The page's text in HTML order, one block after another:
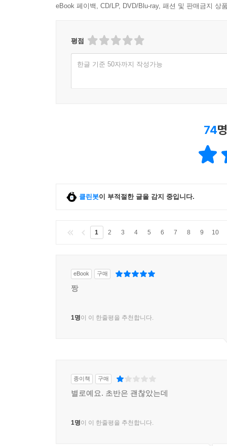
eBook 페이백, CD/LP, DVD/Blu-ray, 패션 및 판매금지 상
평점
한글 기준 50자까지 작성가능
74
클린봇이 부적절한 글을 감지 중입니다.
1 2 3 4 5 6 7 8 9 10
eBook 구매
짱
1명이 이 한줄평을 추천합니다.
종이책 구매
별로예요. 초반은 괜찮았는데
1명이 이 한줄평을 추천합니다.